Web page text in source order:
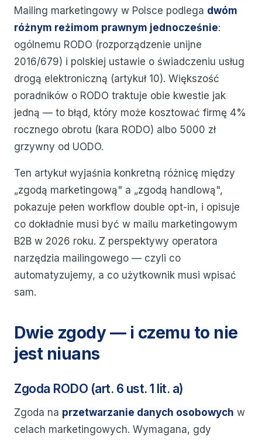
Mailing marketingowy w Polsce podlega dwóm
różnym reżimom prawnym jednocześnie:
ogólnemu RODO (rozporządzenie unijne
2016/679) i polskiej ustawie o świadczeniu usług
drogą elektroniczną (artykuł 10). Większość
poradników o RODO traktuje obie kwestie jak
jedną — to błąd, który może kosztować firmę 4%
rocznego obrotu (kara RODO) albo 5000 zł
grzywny od UODO.
Ten artykuł wyjaśnia konkretną różnicę między
„zgodą marketingową" a „zgodą handlową",
pokazuje pełen workflow double opt-in, i opisuje
co dokładnie musi być w mailu marketingowym
B2B w 2026 roku. Z perspektywy operatora
narzędzia mailingowego — czyli co
automatyzujemy, a co użytkownik musi wpisać
sam.
Dwie zgody — i czemu to nie
jest niuans
Zgoda RODO (art. 6 ust. 1 lit. a)
Zgoda na przetwarzanie danych osobowych w
celach marketingowych. Wymagana, gdy